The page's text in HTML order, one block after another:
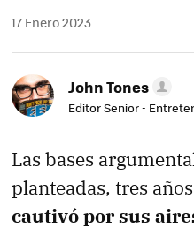
17 Enero 2023
John Tones
Editor Senior -
Las bases
planteadas, tres
cautivó por sus